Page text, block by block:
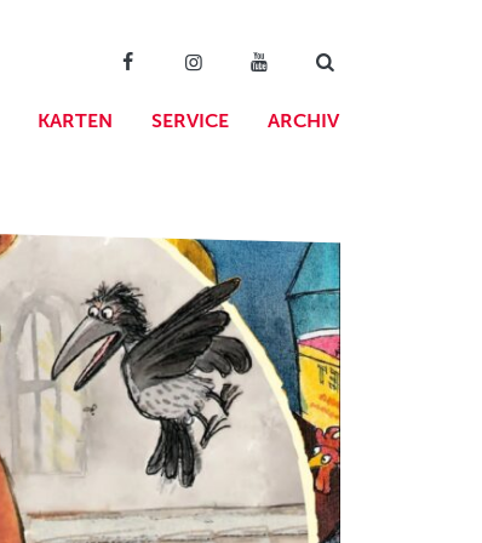
KARTEN SERVICE ARCHIV